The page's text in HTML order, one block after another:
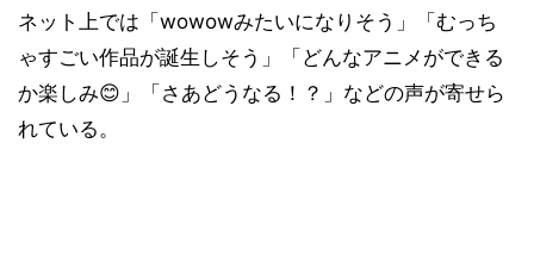
ネット上では「wowowみたいになりそう」「むっち
ゃすごい作品が誕生しそう」「どんなアニメができる
か楽しみ😊」「さあどうなる！？」などの声が寄せら
れている。